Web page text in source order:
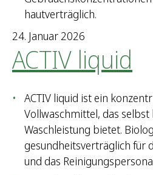
hautverträglich.
24. Januar 2026
ACTIV liquid
ACTIV liquid ist ein
Vollwaschmittel, das selbst
Waschleistung bietet.
gesundheitsverträglich für
und das